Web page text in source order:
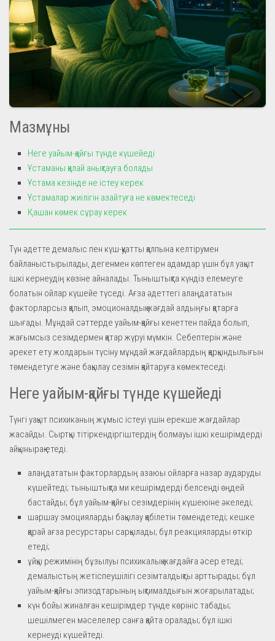
Мазмұны
Неге уайым-қайғы түнде күшейеді
Ұстаманы қалай анықтауға болады
Ұстама кезінде не істеу керек
Ұстамалар жиілігін азайтуға не көмектеседі
Қашан көмек сұрау керек
Түн әдетте демалыс пен күш-қуатты қалпына келтірумен
байланыстырылады, дегенмен көптеген адамдар үшін бұл уақыт
ішкі кернеудің көзіне айналады. Тыныштықта күндіз елемеуге
болатын ойлар күшейе түседі. Ағза әдеттегі алаңдататын
факторларсыз қалып, эмоционалдық жағдай алдыңғы қатарға
шығады. Мұндай сәттерде уайым-қайғы кенеттен пайда болып,
жағымсыз сезімдермен қатар жүруі мүмкін. Себептерін және
әрекет ету жолдарын түсіну мұндай жағдайлардың қарқындылығын
төмендетуге және бақылау сезімін қайтаруға көмектеседі.
Неге уайым-қайғы түнде күшейеді
Түнгі уақыт психиканың жұмыс істеуі үшін ерекше жағдайлар
жасайды. Сыртқы тітіркендіргіштердің болмауы ішкі кешірімдерді
айқынырақ етеді.
алаңдататын факторлардың азаюы ойларға назар аударуды
күшейтеді; тыныштықта ми кешірімдерді белсенді өңдей
бастайды; бұл уайым-қайғы сезімдерінің күшеюіне әкеледі;
шаршау эмоцияларды бақылау қабілетін төмендетеді; кешке
қарай ағза ресурстары сарқылады; бұл реакцияларды өткір
етеді;
ұйқы режимінің бұзылуы психикалық жағдайға әсер етеді;
демалыстың жетіспеушілігі сезімталдықты арттырады; бұл
уайым-қайғы эпизодтарының ықтималдығын жоғарылатады;
күн бойы жиналған кешірімдер түнде көрініс табады;
шешілмеген мәселелер санға қайта оралады; бұл ішкі
кернеуді күшейтеді.